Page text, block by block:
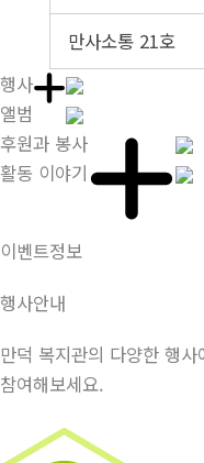
만사소통 21호
행사
앨범
후원과 봉사
활동 이야기
이벤트정보
행사안내
만덕 복지관의 다양한 행사
참여해보세요.